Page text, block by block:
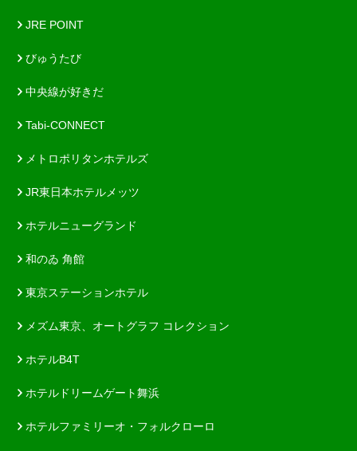
JRE POINT
びゅうたび
中央線が好きだ
Tabi-CONNECT
メトロポリタンホテルズ
JR東日本ホテルメッツ
ホテルニューグランド
和のゐ 角館
東京ステーションホテル
メズム東京、オートグラフ コレクション
ホテルB4T
ホテルドリームゲート舞浜
ホテルファミリーオ・フォルクローロ